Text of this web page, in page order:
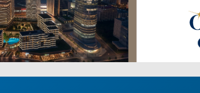
Özgür Özel, Ekrem İmamoğlu’nu ziyaret edecek
Boykot